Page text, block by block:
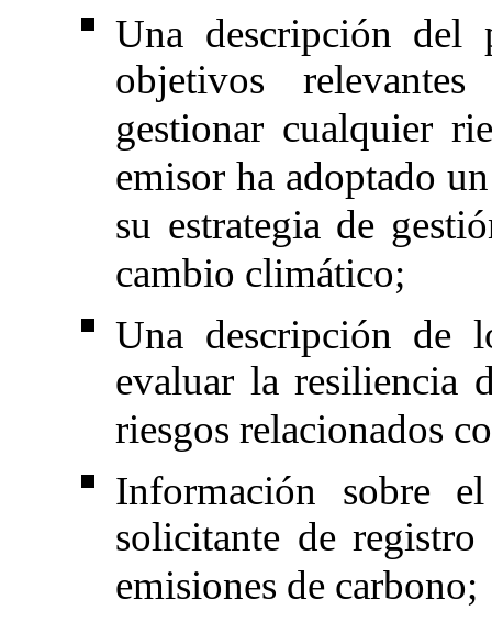
Una descripción del
objetivos
gestionar cualquier
emisor ha adoptado
su estrategia de
cambio climático;
Una descripción de
evaluar la resiliencia
riesgos relacionados
Información sobre
solicitante de
emisiones de carbono;